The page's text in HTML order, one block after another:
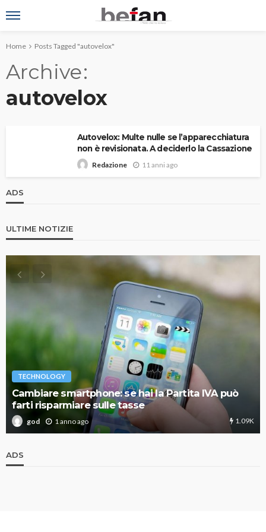
Home Posts Tagged "autovelox"
Archive
autovelox
Autovelox: Multe nulle se l’apparecchiatura
non è revisionata. A deciderlo la Cassazione
Redazione 11 anni ago
ADS
ULTIME NOTIZIE
TECHNOLOGY
Cambiare smartphone: se hai la Partita IVA può
farti risparmiare sulle tasse
god 1 anno ago 1.09K
ADS